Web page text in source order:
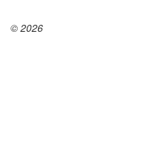
© 2026